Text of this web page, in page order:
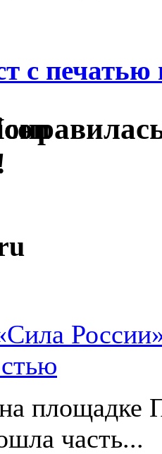
с
площадке
часть...